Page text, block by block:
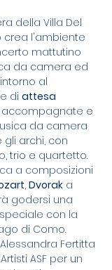
della Villa Del
crea l'ambiente
mattutino
da camera ed
al
e di attesa
e
da camera
archi, con
trio e quartetto.
a composizioni
, Dvorak a
godersi una
con la
di Como.
Fertitta
ASF per un